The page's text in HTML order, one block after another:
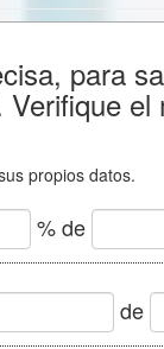
para
propios datos.
% de
de